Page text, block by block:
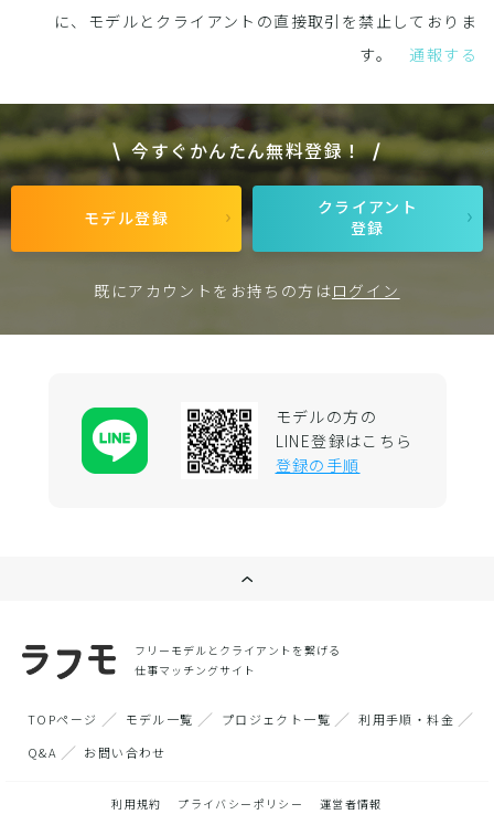
に、モデルとクライアントの直接取引を禁止しておりま
す。通報する
今すぐかんたん無料登録！
モデル登録
クライアント
登録
既にアカウントをお持ちの方はログイン
モデルの方の
LINE登録はこちら
登録の手順
フリーモデルとクライアントを繋げる
仕事マッチングサイト
TOPページ モデル一覧 プロジェクト一覧
利用手順・料金
Q&A
お問い合わせ
利用規約 プライバシーポリシー 運営者情報